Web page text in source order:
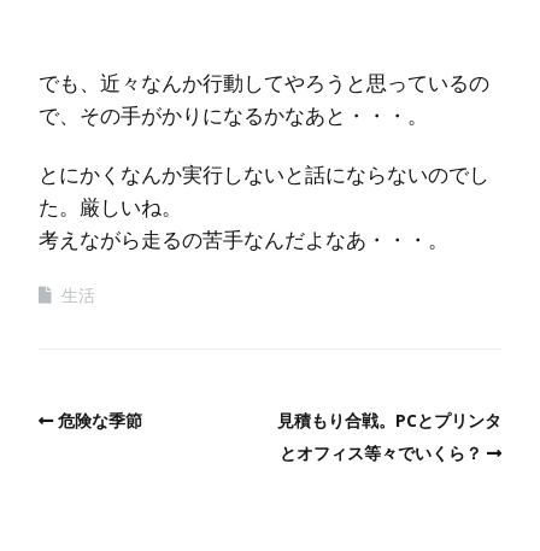
でも、近々なんか行動してやろうと思っているの
で、その手がかりになるかなあと・・・。
とにかくなんか実行しないと話にならないのでし
た。厳しいね。
考えながら走るの苦手なんだよなあ・・・。
生活
危険な季節
見積もり合戦。PCとプリンタ
とオフィス等々でいくら？